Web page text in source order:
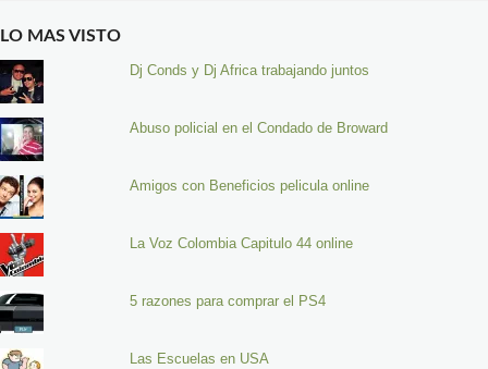
LO MAS VISTO
Dj Conds y Dj Africa trabajando juntos
Abuso policial en el Condado de Broward
Amigos con Beneficios pelicula online
La Voz Colombia Capitulo 44 online
5 razones para comprar el PS4
Las Escuelas en USA